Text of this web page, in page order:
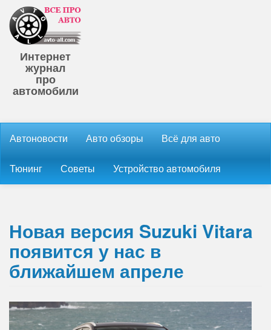
Интернет
журнал
про
автомобили
Автоновости Авто обзоры Всё для авто
Тюнинг Советы Устройство автомобиля
Новая версия Suzuki Vitara
появится у нас в
ближайшем апреле